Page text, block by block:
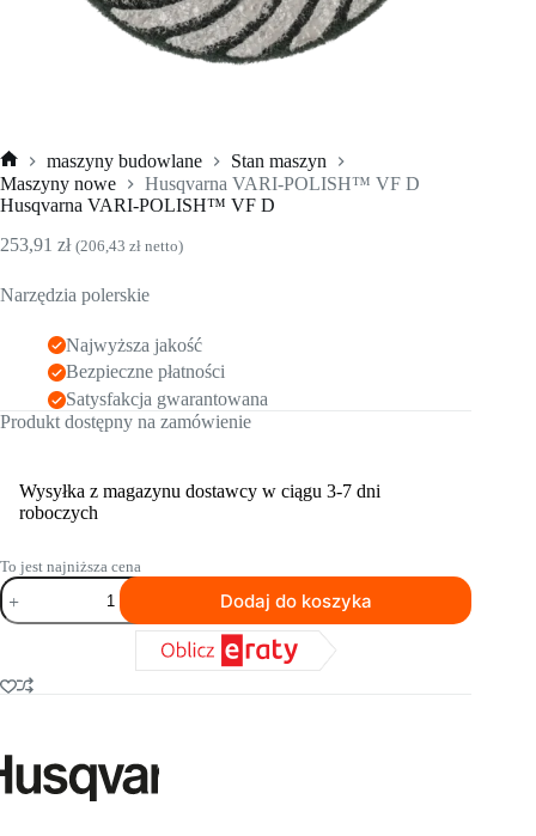
Strona
główna
maszyny budowlane
Stan maszyn
Maszyny nowe
Husqvarna VARI-POLISH™ VF D
Husqvarna VARI-POLISH™ VF D
253,91 zł (206,43 zł netto)
Narzędzia polerskie
Najwyższa jakość
Bezpieczne płatności
Satysfakcja gwarantowana
Produkt dostępny na zamówienie
Wysyłka z magazynu dostawcy w ciągu 3-7 dni
roboczych
To jest najniższa cena
ilość
Husqvarna
VARI-
D
Dodaj do koszyka